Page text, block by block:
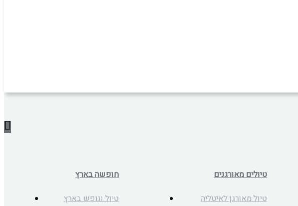
חופשה בארץ
טיול ונופש בארץ
טיולים מאורגנים
טיול מאורגן לאיטליה